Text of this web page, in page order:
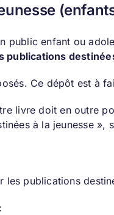
public enfant ou
Ce dépôt est à
livre doit en outre
à la jeunesse »,
les publications